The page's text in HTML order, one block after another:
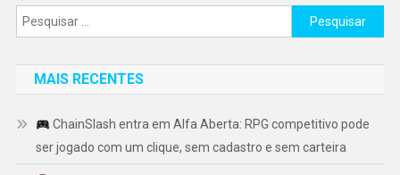
Pesquisar
por:
MAIS RECENTES
ChainSlash entra em Alfa Aberta: RPG competitivo pode
ser jogado com um clique, sem cadastro e sem carteira